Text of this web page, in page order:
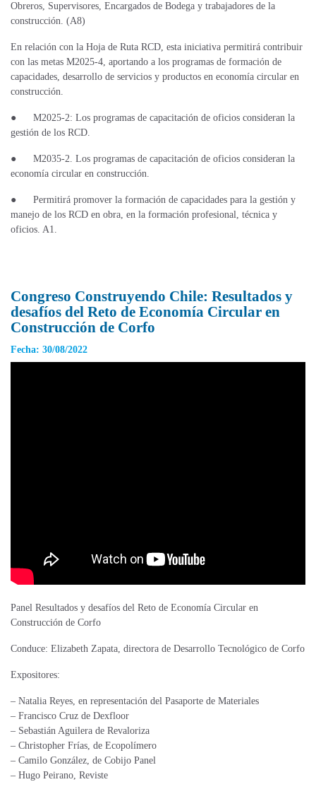
Obreros, Supervisores, Encargados de Bodega y trabajadores de la
construcción. (A8)
En relación con la Hoja de Ruta RCD, esta iniciativa permitirá contribuir
con las metas M2025-4, aportando a los programas de formación de
capacidades, desarrollo de servicios y productos en economía circular en
construcción.
●
M2025-2: Los programas de capacitación de oficios consideran la
gestión de los RCD.
●
M2035-2. Los programas de capacitación de oficios consideran la
economía circular en construcción.
●
Permitirá promover la formación de capacidades para la gestión y
manejo de los RCD en obra, en la formación profesional, técnica y
oficios. A1.
Congreso Construyendo Chile: Resultados y
desafíos del Reto de Economía Circular en
Construcción de Corfo
Fecha: 30/08/2022
Panel Resultados y desafíos del Reto de Economía Circular en
Construcción de Corfo
Conduce: Elizabeth Zapata, directora de Desarrollo Tecnológico de Corfo
Expositores:
– Natalia Reyes, en representación del Pasaporte de Materiales
– Francisco Cruz de Dexfloor
– Sebastián Aguilera de Revaloriza
– Christopher Frías, de Ecopolímero
– Camilo González, de Cobijo Panel
– Hugo Peirano, Reviste